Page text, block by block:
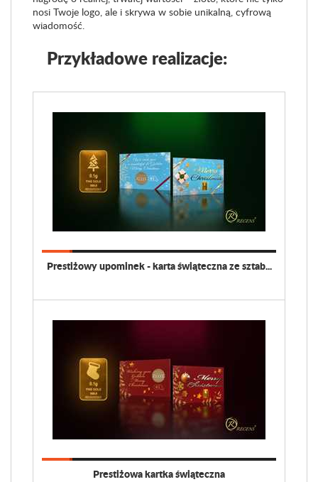
nosi Twoje logo, ale i skrywa w sobie unikalną, cyfrową
wiadomość.
Przykładowe realizacje:
Prestiżowy upominek - karta świąteczna ze sztab...
Prestiżowa kartka świąteczna